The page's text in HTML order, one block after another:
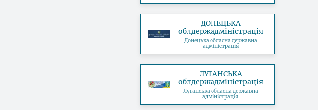
ДОНЕЦЬКА
облдержадміністрація
Донецька обласна державна
адміністрація
ЛУГАНСЬКА
облдержадміністрація
Луганська обласна державна
адміністрація